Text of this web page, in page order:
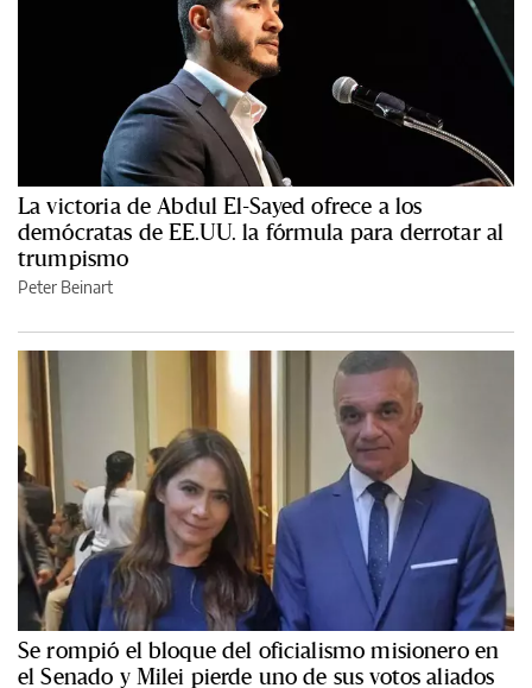
La victoria de Abdul El-Sayed ofrece a los
demócratas de EE.UU. la fórmula para derrotar al
trumpismo
Peter Beinart
Se rompió el bloque del oficialismo misionero en
el Senado y Milei pierde uno de sus votos aliados